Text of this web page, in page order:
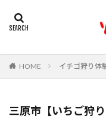
HOME イチゴ狩り体
三原市【いちご狩